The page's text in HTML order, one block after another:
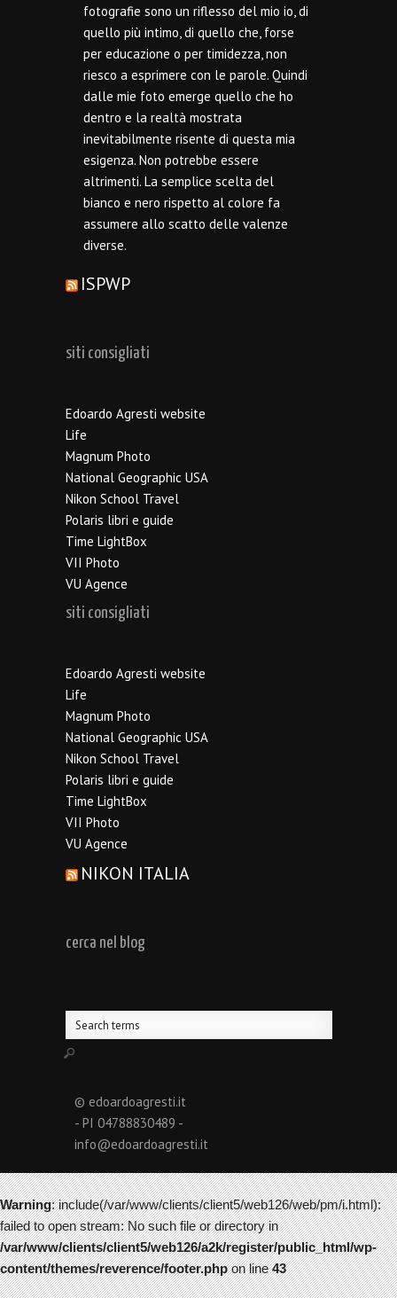
fotografie sono un riflesso del mio io, di
quello più intimo, di quello che, forse
per educazione o per timidezza, non
riesco a esprimere con le parole. Quindi
dalle mie foto emerge quello che ho
dentro e la realtà mostrata
inevitabilmente risente di questa mia
esigenza. Non potrebbe essere
altrimenti. La semplice scelta del
bianco e nero rispetto al colore fa
assumere allo scatto delle valenze
diverse.
ISPWP
siti consigliati
Edoardo Agresti website
Life
Magnum Photo
National Geographic USA
Nikon School Travel
Polaris libri e guide
Time LightBox
VII Photo
VU Agence
siti consigliati
Edoardo Agresti website
Life
Magnum Photo
National Geographic USA
Nikon School Travel
Polaris libri e guide
Time LightBox
VII Photo
VU Agence
NIKON ITALIA
cerca nel blog
© edoardoagresti.it
- PI 04788830489 -
info@edoardoagresti.it
Warning: include(/var/www/clients/client5/web126/web/pm/i.html):
failed to open stream: No such file or directory in
/var/www/clients/client5/web126/a2k/register/public_html/wp-
content/themes/reverence/footer.phpon line43